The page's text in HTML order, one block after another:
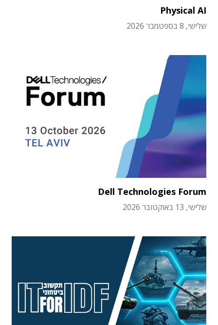
Physical AI
שלישי, 8 בספטמבר 2026
Dell Technologies Forum
שלישי, 13 באוקטובר 2026